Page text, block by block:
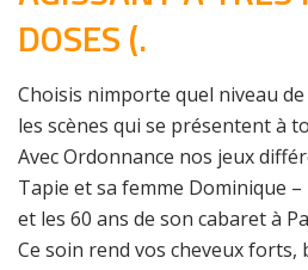
DOSES (.
Choisis nimporte quel niveau
les scènes qui se présentent à
Avec Ordonnance nos jeux
Tapie et sa femme Dominique
et les 60 ans de son cabaret à
Ce soin rend vos cheveux forts,